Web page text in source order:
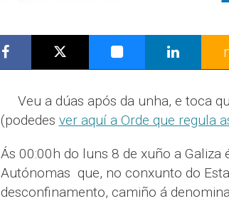
Veu a dúas após da unha, e toca
(podedes ver aquí a Orde que regula
Ás 00:00h do luns 8 de xuño a Galiza
Autónomas que, no conxunto do
desconfinamento, camiño á